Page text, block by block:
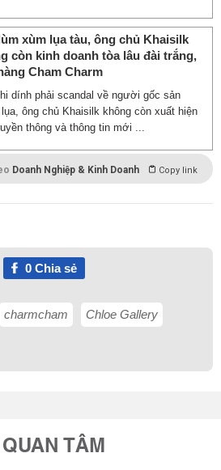
xùm lụa tàu, ông chủ Khaisilk
còn kinh doanh tòa lâu đài trắng,
Cham Charm
dính phải scandal về người gốc sản
ông chủ Khaisilk không còn xuất hiện
thông và thông tin mới ...
Doanh Nghiệp & Kinh Doanh Copy link
0Chia sẻ
charmcham Chloe Gallery
TÂM